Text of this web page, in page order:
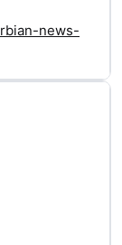
news-